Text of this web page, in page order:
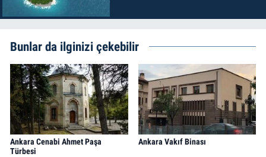
Bunlar da ilginizi çekebilir
Ankara Cenabi Ahmet Paşa
Türbesi
Ankara Vakıf Binası